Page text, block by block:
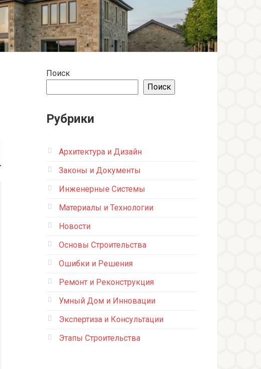
Поиск
Поиск
Рубрики
Архитектура и Дизайн
Законы и Документы
Инженерные Системы
Материалы и Технологии
Новости
Основы Строительства
Ошибки и Решения
Ремонт и Реконструкция
Умный Дом и Инновации
Экспертиза и Консультации
Этапы Строительства